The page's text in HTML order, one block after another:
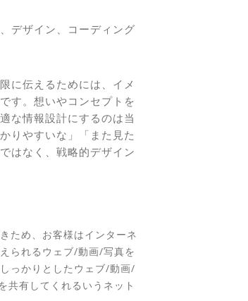
デザイン、コーディング
に伝えるためには、イメ
す。想いやコンセプトを
な情報設計にするのは当
りやすいな」「また見た
はなく、戦略的デザイン
ため、お客様はインターネ
られるウェブ/動画/写真を
っかりとしたウェブ/動画/
共有してくれるいうネット